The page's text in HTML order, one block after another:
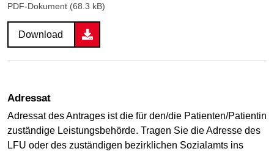
PDF-Dokument (68.3 kB)
Download
Adressat
Adressat des Antrages ist die für den/die Patienten/Patientin
zuständige Leistungsbehörde. Tragen Sie die Adresse des
LFU oder des zuständigen bezirklichen Sozialamts ins